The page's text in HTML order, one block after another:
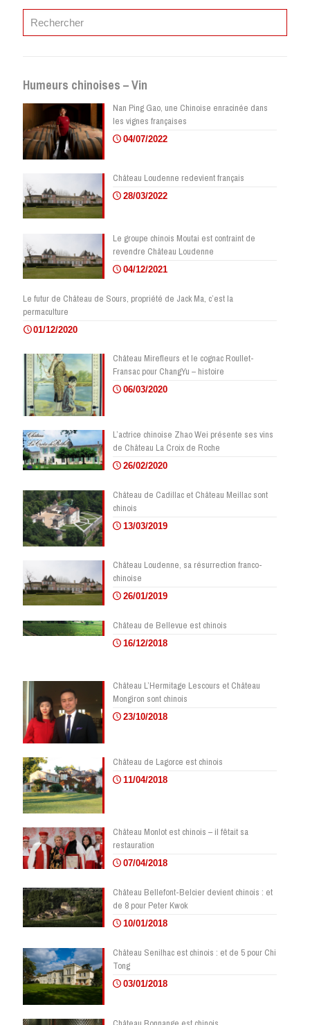
Humeurs chinoises – Vin
Nan Ping Gao, une Chinoise enracinée dans
les vignes françaises
04/07/2022
Château Loudenne redevient français
28/03/2022
Le groupe chinois Moutai est contraint de
revendre Château Loudenne
04/12/2021
Le futur de Château de Sours, propriété de Jack Ma, c’est la
permaculture
01/12/2020
Château Mirefleurs et le cognac Roullet-
Fransac pour ChangYu – histoire
06/03/2020
L’actrice chinoise Zhao Wei présente ses vins
de Château La Croix de Roche
26/02/2020
Château de Cadillac et Château Meillac sont
chinois
13/03/2019
Château Loudenne, sa résurrection franco-
chinoise
26/01/2019
Château de Bellevue est chinois
16/12/2018
Château L’Hermitage Lescours et Château
Mongiron sont chinois
23/10/2018
Château de Lagorce est chinois
11/04/2018
Château Monlot est chinois – il fêtait sa
restauration
07/04/2018
Château Bellefont-Belcier devient chinois : et
de 8 pour Peter Kwok
10/01/2018
Château Senilhac est chinois : et de 5 pour Chi
Tong
03/01/2018